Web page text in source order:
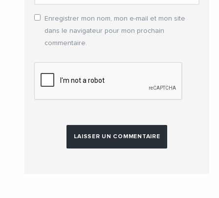
Enregistrer mon nom, mon e-mail et mon site
dans le navigateur pour mon prochain
commentaire.